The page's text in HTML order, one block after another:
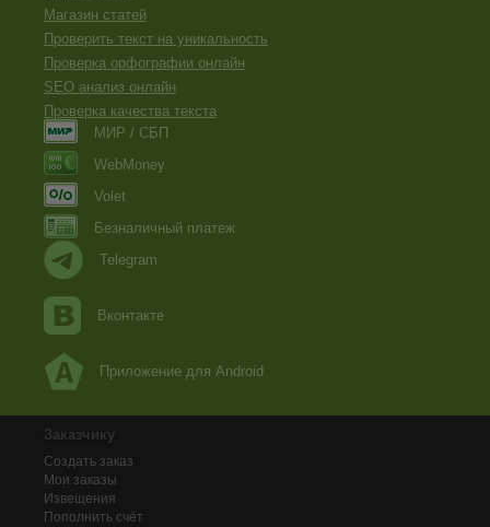
Магазин статей
Проверить текст на уникальность
Проверка орфографии онлайн
SEO анализ онлайн
Проверка качества текста
МИР / СБП
WebMoney
Volet
Безналичный платеж
Telegram
Вконтакте
Приложение для Android
Заказчику
Создать заказ
Мои заказы
Извещения
Пополнить счёт